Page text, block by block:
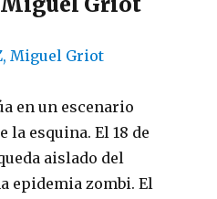
en un escenario
la esquina. El 18 de
aislado del
epidemia zombi. El